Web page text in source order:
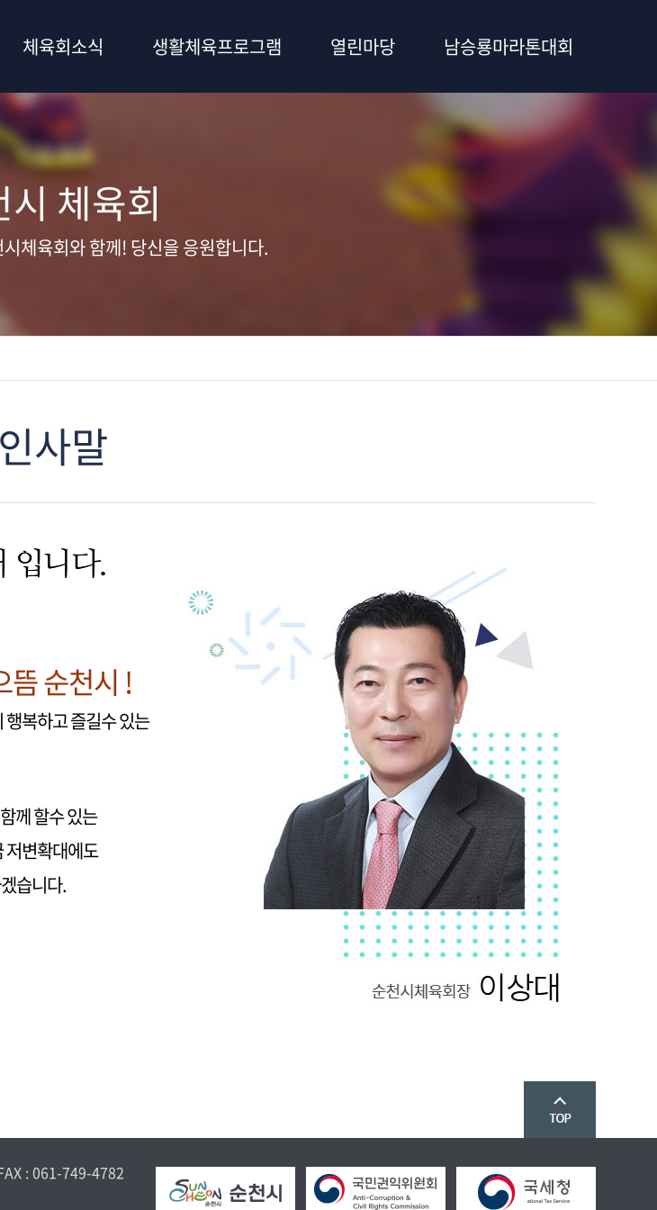
체육회소식 생활체육프로그램 열린마당 남승룡마라톤대회
시 체육회
체육회와 함께! 당신을 응원합니다.
인사말
뜸 순천시 !
복하고 즐길수 있는
께 할수 있는
저변확대에도
습니다.
: 061-749-4782